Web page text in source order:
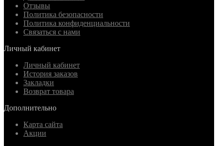
Отзывы
Политика безопасности
Политика конфиденциальности
Связаться с нами
Личный кабинет
Личный кабинет
История заказов
Закладки
Возврат товара
Дополнительно
Карта сайта
Акции